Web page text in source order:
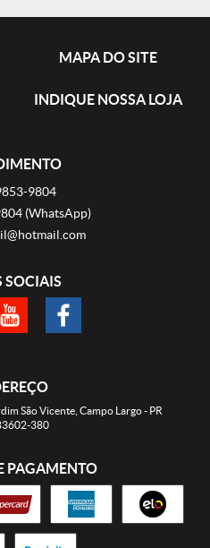
MAPA DO SITE
INDIQUE NOSSA LOJA
9804
(WhatsApp)
SOCIAIS
São Vicente, Campo Largo- PR
380
PAGAMENTO